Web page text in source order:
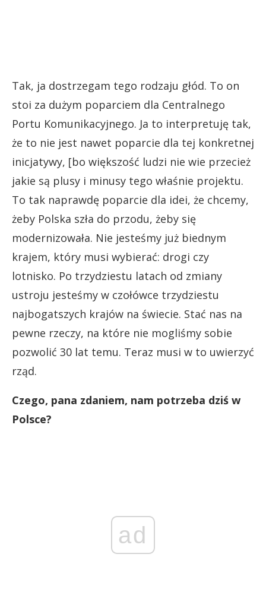
Tak, ja dostrzegam tego rodzaju głód. To on
stoi za dużym poparciem dla Centralnego
Portu Komunikacyjnego. Ja to interpretuję tak,
że to nie jest nawet poparcie dla tej konkretnej
inicjatywy, [bo większość ludzi nie wie przecież
jakie są plusy i minusy tego właśnie projektu.
To tak naprawdę poparcie dla idei, że chcemy,
żeby Polska szła do przodu, żeby się
modernizowała. Nie jesteśmy już biednym
krajem, który musi wybierać: drogi czy
lotnisko. Po trzydziestu latach od zmiany
ustroju jesteśmy w czołówce trzydziestu
najbogatszych krajów na świecie. Stać nas na
pewne rzeczy, na które nie mogliśmy sobie
pozwolić 30 lat temu. Teraz musi w to uwierzyć
rząd.
Czego, pana zdaniem, nam potrzeba dziś w
Polsce?
ad